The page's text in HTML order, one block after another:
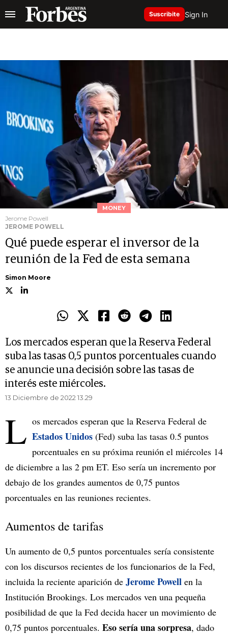
Suscribite Sign In
MONEY
Jerome Powell
JEROME POWELL
Qué puede esperar el inversor de la
reunión de la Fed de esta semana
Simon Moore
Los mercados esperan que la Reserva Federal
suba las tasas 0,5 puntos porcentuales cuando
se anuncie una decisión sobre las tasas de
interés este miércoles.
13 Diciembre de 2022 13.29
L os mercados esperan que la Reserva Federal de
Estados Unidos (Fed) suba las tasas 0.5 puntos
porcentuales en su próxima reunión el miércoles 14
de diciembre a las 2 pm ET. Eso sería un incremento por
debajo de los grandes aumentos de 0,75 puntos
porcentuales en las reuniones recientes.
Aumentos de tarifas
Un aumento de 0,5 puntos porcentuales sería consistente
con los discursos recientes de los funcionarios de la Fed,
incluida la reciente aparición de Jerome Powell en la
Institución Brookings. Los mercados ven una pequeña
posibilidad de que la Fed decida hacer un movimiento de
0,75 puntos porcentuales. Eso sería una sorpresa, dado